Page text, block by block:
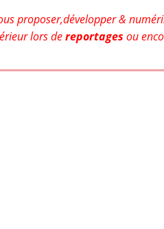
proposer,développer &
lors dereportages ou